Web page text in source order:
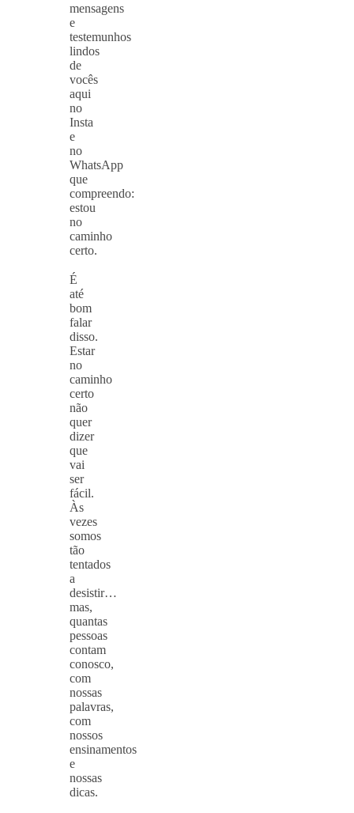
mensagens
e
testemunhos
lindos
de
vocês
aqui
no
Insta
e
no
WhatsApp
que
compreendo:
estou
no
caminho
certo.
É
até
bom
falar
disso.
Estar
no
caminho
certo
não
quer
dizer
que
vai
ser
fácil.
Às
vezes
somos
tão
tentados
a
desistir…
mas,
quantas
pessoas
contam
conosco,
com
nossas
palavras,
com
nossos
ensinamentos
e
nossas
dicas.